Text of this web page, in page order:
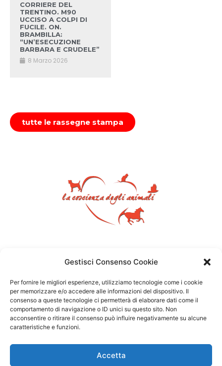
Gestisci Consenso Cookie
Per fornire le migliori esperienze, utilizziamo tecnologie come i cookie
per memorizzare e/o accedere alle informazioni del dispositivo. Il
consenso a queste tecnologie ci permetterà di elaborare dati come il
comportamento di navigazione o ID unici su questo sito. Non
acconsentire o ritirare il consenso può influire negativamente su alcune
caratteristiche e funzioni.
Accetta
CORRIERE DEL
TRENTINO. M90
UCCISO A COLPI DI
FUCILE. ON.
BRAMBILLA:
“UN’ESECUZIONE
BARBARA E CRUDELE”
8 Marzo 2026
tutte le rassegne stampa